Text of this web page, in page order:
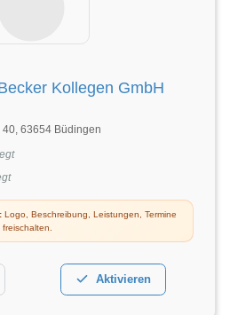
Kollegen GmbH
40, 63654 Büdingen
Logo, Beschreibung, Leistungen, Termine
Aktivieren